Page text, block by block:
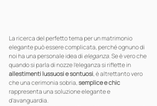
La ricerca del perfetto tema per un matrimonio
elegante può essere complicata, perché ognuno di
noi ha una personale idea di eleganza. Se è vero che
quando si parla di nozze l’eleganza si riflette in
allestimenti lussuosi e sontuosi, è altrettanto vero
che una cerimonia sobria, semplice e chic
rappresenta una soluzione elegante e
d’avanguardia.